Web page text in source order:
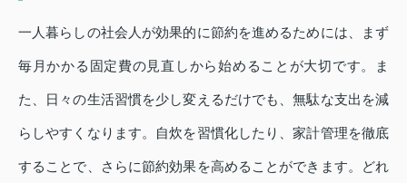
一人暮らしの社会人が効果的に節約を進めるためには、まず
毎月かかる固定費の見直しから始めることが大切です。ま
た、日々の生活習慣を少し変えるだけでも、無駄な支出を減
らしやすくなります。自炊を習慣化したり、家計管理を徹底
することで、さらに節約効果を高めることができます。どれ